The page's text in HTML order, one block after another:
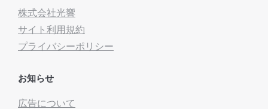
株式会社光響
サイト利用規約
プライバシーポリシー
お知らせ
広告について